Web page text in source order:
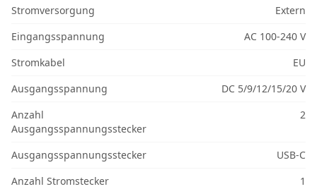
Stromversorgung
Extern
Eingangsspannung
AC 100-240 V
Stromkabel
EU
Ausgangsspannung
DC 5/9/12/15/20 V
Anzahl
Ausgangsspannungsstecker
2
Ausgangsspannungsstecker
USB-C
Anzahl Stromstecker
1